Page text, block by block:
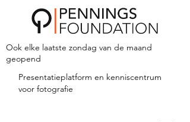
Ook elke laatste zondag van de maand
geopend
Presentatieplatform en kenniscentrum
voor fotografie